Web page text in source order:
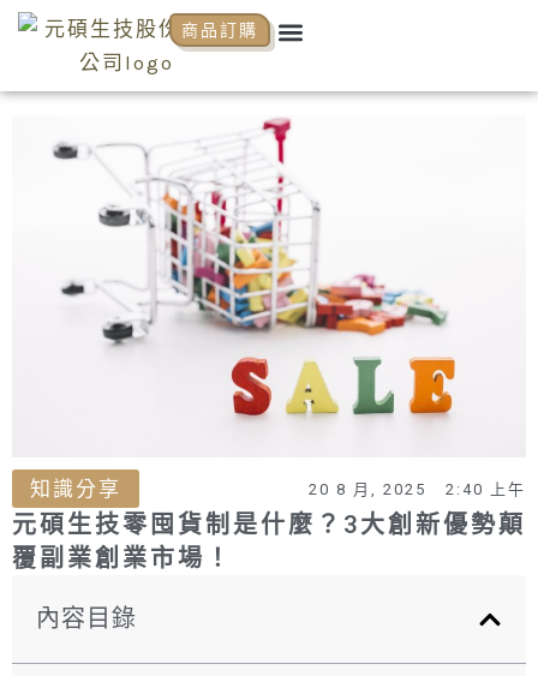
跳
Menu
商品訂購
知識分享 20 8 月, 2025 2:40 上午
元碩生技零囤貨制是什麼？3大創新優勢顛
覆副業創業市場！
內容目錄